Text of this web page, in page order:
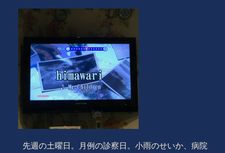
先週の土曜日。月例の診察日。小雨のせいか、病院